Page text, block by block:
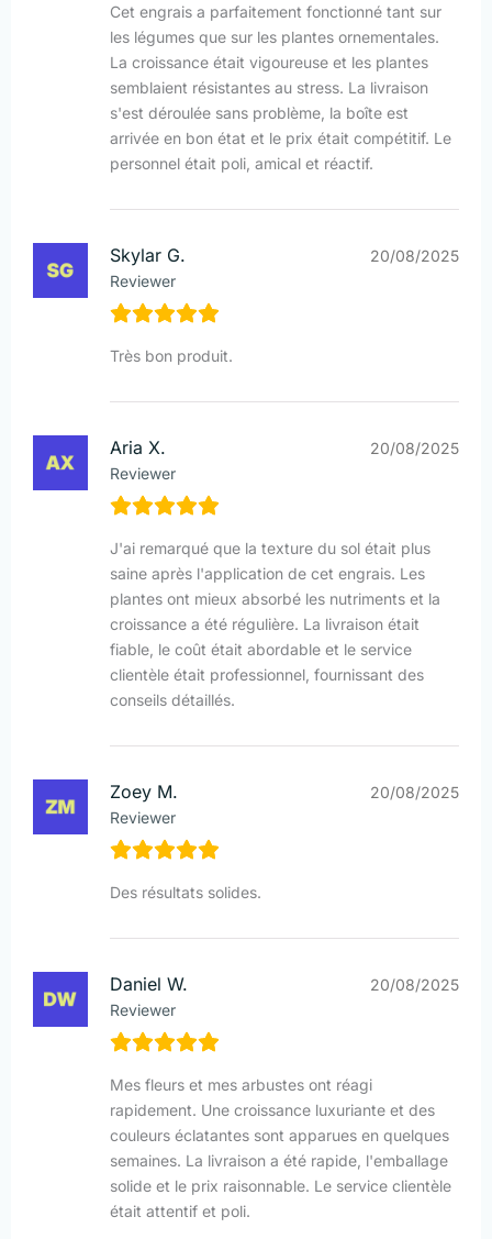
Cet engrais a parfaitement fonctionné tant sur
les légumes que sur les plantes ornementales.
La croissance était vigoureuse et les plantes
semblaient résistantes au stress. La livraison
s'est déroulée sans problème, la boîte est
arrivée en bon état et le prix était compétitif. Le
personnel était poli, amical et réactif.
Skylar G.
Reviewer
20/08/2025
Très bon produit.
Aria X.
Reviewer
20/08/2025
J'ai remarqué que la texture du sol était plus
saine après l'application de cet engrais. Les
plantes ont mieux absorbé les nutriments et la
croissance a été régulière. La livraison était
fiable, le coût était abordable et le service
clientèle était professionnel, fournissant des
conseils détaillés.
Zoey M.
Reviewer
20/08/2025
Des résultats solides.
Daniel W.
Reviewer
20/08/2025
Mes fleurs et mes arbustes ont réagi
rapidement. Une croissance luxuriante et des
couleurs éclatantes sont apparues en quelques
semaines. La livraison a été rapide, l'emballage
solide et le prix raisonnable. Le service clientèle
était attentif et poli.